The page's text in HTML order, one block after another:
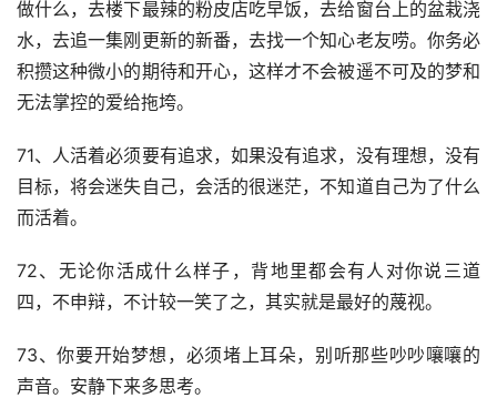
做什么，去楼下最辣的粉皮店吃早饭，去给窗台上的盆栽浇
水，去追一集刚更新的新番，去找一个知心老友唠。你务必
积攒这种微小的期待和开心，这样才不会被遥不可及的梦和
无法掌控的爱给拖垮。
71、人活着必须要有追求，如果没有追求，没有理想，没有
目标，将会迷失自己，会活的很迷茫，不知道自己为了什么
而活着。
72、无论你活成什么样子，背地里都会有人对你说三道
四，不申辩，不计较一笑了之，其实就是最好的蔑视。
73、你要开始梦想，必须堵上耳朵，别听那些吵吵嚷嚷的
声音。安静下来多思考。